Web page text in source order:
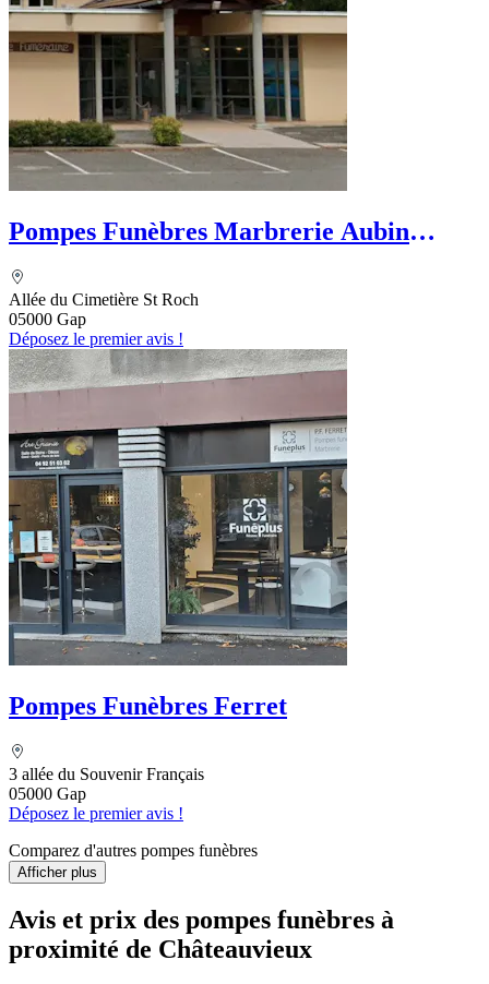
Pompes Funèbres Marbrerie Aubin
Allée du Cimetière St Roch
05000 Gap
Déposez le premier avis !
Pompes Funèbres Ferret
3 allée du Souvenir Français
05000 Gap
Déposez le premier avis !
Comparez d'autres pompes funèbres
Afficher plus
Avis et prix des pompes funèbres à
proximité de Châteauvieux